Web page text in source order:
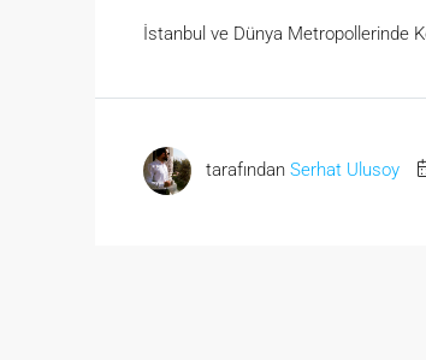
İstanbul ve Dünya Metropollerinde
tarafından Serhat Ulusoy